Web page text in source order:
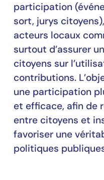
participation
sort, jurys
acteurs locaux
surtout d’assurer
citoyens sur
contributions.
une participation
et efficace, afin de
entre citoyens et
favoriser une
politiques